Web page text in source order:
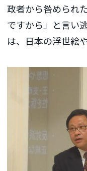
政者から咎められ
ですから」と言い
は、日本の浮世絵